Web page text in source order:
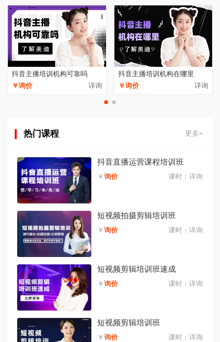
抖音主播培训机构可靠吗
￥询价
详询
抖音主播培训机构在哪里
￥询价
详询
热门课程 更多>
抖音直播运营课程培训班
￥询价 课时： 详询
短视频拍摄剪辑培训班
￥询价 课时： 详询
短视频剪辑培训班速成
￥询价 课时： 详询
短视频剪辑培训班
￥询价 课时： 详询